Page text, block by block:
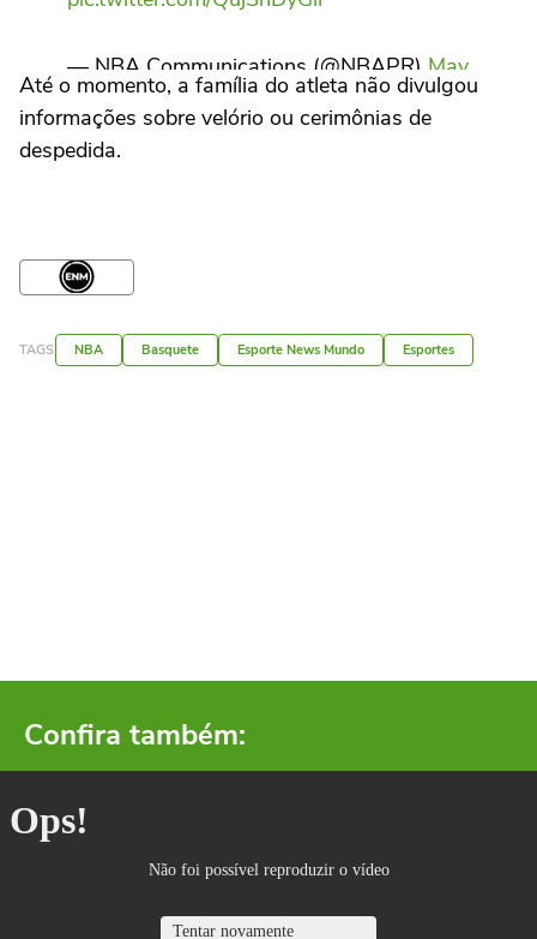
— NBA Communications (@NBAPR) May
12, 2026
Até o momento, a família do atleta não divulgou
informações sobre velório ou cerimônias de
despedida.
TAGS NBA Basquete Esporte News Mundo Esportes
Confira também: